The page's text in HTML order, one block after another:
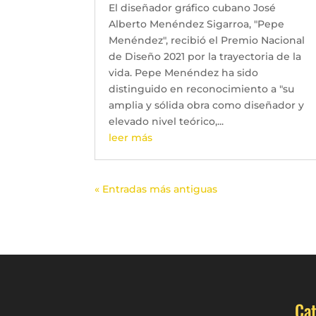
El diseñador gráfico cubano José
Alberto Menéndez Sigarroa, "Pepe
Menéndez", recibió el Premio Nacional
de Diseño 2021 por la trayectoria de la
vida. Pepe Menéndez ha sido
distinguido en reconocimiento a "su
amplia y sólida obra como diseñador y
elevado nivel teórico,...
leer más
« Entradas más antiguas